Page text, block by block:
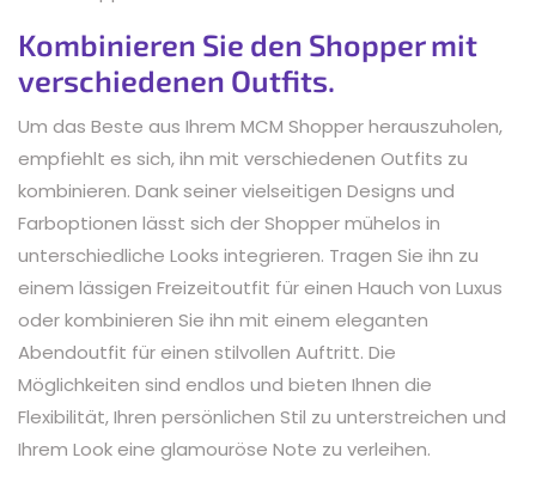
Kombinieren Sie den Shopper mit
verschiedenen Outfits.
Um das Beste aus Ihrem MCM Shopper herauszuholen,
empfiehlt es sich, ihn mit verschiedenen Outfits zu
kombinieren. Dank seiner vielseitigen Designs und
Farboptionen lässt sich der Shopper mühelos in
unterschiedliche Looks integrieren. Tragen Sie ihn zu
einem lässigen Freizeitoutfit für einen Hauch von Luxus
oder kombinieren Sie ihn mit einem eleganten
Abendoutfit für einen stilvollen Auftritt. Die
Möglichkeiten sind endlos und bieten Ihnen die
Flexibilität, Ihren persönlichen Stil zu unterstreichen und
Ihrem Look eine glamouröse Note zu verleihen.